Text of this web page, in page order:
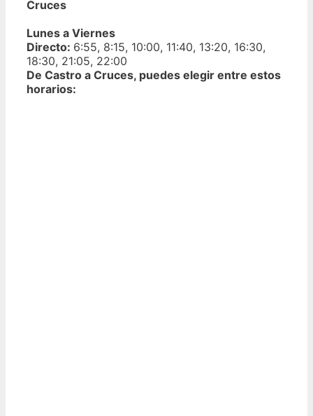
Cruces
Lunes a Viernes
Directo: 6:55, 8:15, 10:00, 11:40, 13:20, 16:30,
18:30, 21:05, 22:00
De Castro a Cruces, puedes elegir entre estos
horarios: